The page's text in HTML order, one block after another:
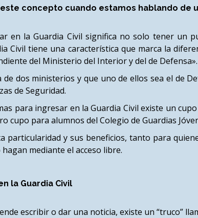
concepto cuando estamos hablando de
en la Guardia Civil significa no solo tener un
Civil tiene una característica que marca la
del Ministerio del Interior y del de Defensa».
de dos ministerios y que uno de ellos sea el de
de Seguridad.
para ingresar en la Guardia Civil existe un
cupo para alumnos del Colegio de Guardias
particularidad y sus beneficios, tanto para
mediante el acceso libre.
la Guardia Civil
escribir o dar una noticia, existe un “truco”